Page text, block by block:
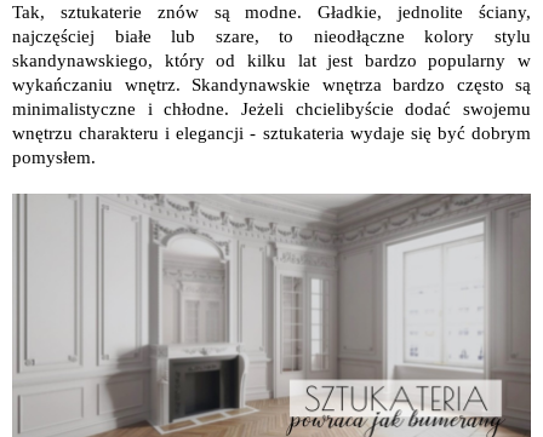
Tak, sztukaterie znów są modne. Gładkie, jednolite ściany,
najczęściej białe lub szare, to nieodłączne kolory stylu
skandynawskiego, który od kilku lat jest bardzo popularny w
wykańczaniu wnętrz. Skandynawskie wnętrza bardzo często są
minimalistyczne i chłodne. Jeżeli chcielibyście dodać swojemu
wnętrzu charakteru i elegancji - sztukateria wydaje się być dobrym
pomysłem.